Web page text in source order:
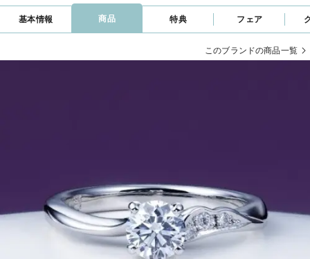
基本情報 商品 特典 フェア
このブランドの商品一覧